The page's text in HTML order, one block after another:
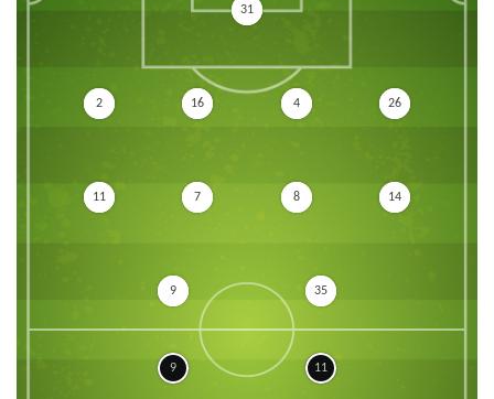
31
2 16 4 26
11 7 8 14
9 35
11
9